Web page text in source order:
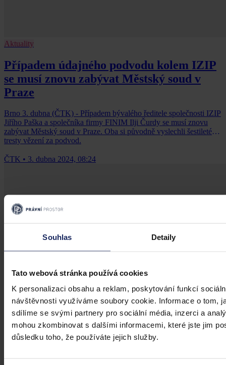
Souhlas Detaily
Tato webová stránka používá cookies
K personalizaci obsahu a reklam, poskytování funkcí
návštěvnosti využíváme soubory cookie. Informace o tom,
sdílíme se svými partnery pro sociální média, inzerci a
mohou zkombinovat s dalšími informacemi, které jste jim
důsledku toho, že používáte jejich služby.
Aktuality
Případem údajného podvodu kolem IZIP
se musí znovu zabývat Městský soud v
Praze
Brno 3. dubna (ČTK) - Případem bývalého ředitele společnosti IZIP
Jiřího Paška a společníka firmy FINIM Ilji Čurdy se musí znovu
zabývat Městský soud v Praze. Oba si původně vyslechli šestileté
tresty vězení za podvod.
ČTK • 3. dubna 2024, 08:24